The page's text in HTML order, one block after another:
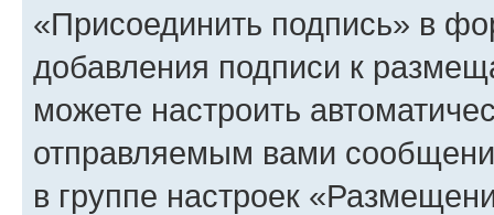
«Присоединить подпись» в
добавления подписи к
можете настроить
отправляемым вами
в группе настроек